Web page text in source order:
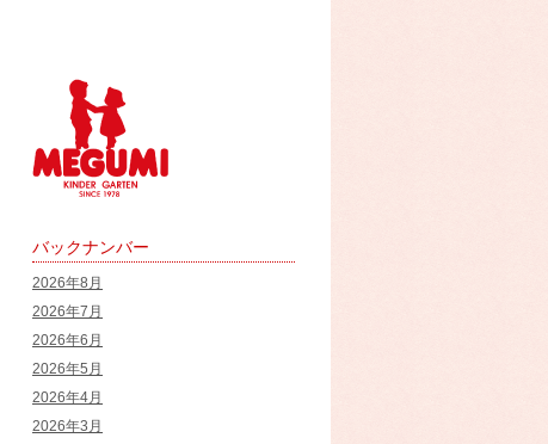
バックナンバー
2026年8月
2026年7月
2026年6月
2026年5月
2026年4月
2026年3月